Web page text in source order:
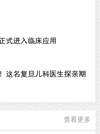
式进入临床应用
这名复旦儿科医生探亲期
查看更多